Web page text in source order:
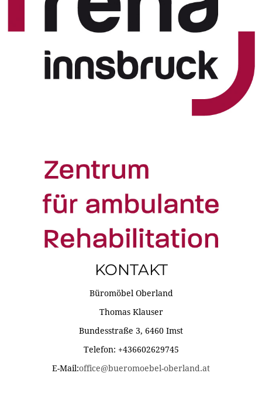
KONTAKT
Büromöbel Oberland
Thomas Klauser
Bundesstraße 3, 6460 Imst
Telefon: +436602629745
E-Mail:office@bueromoebel-oberland.at